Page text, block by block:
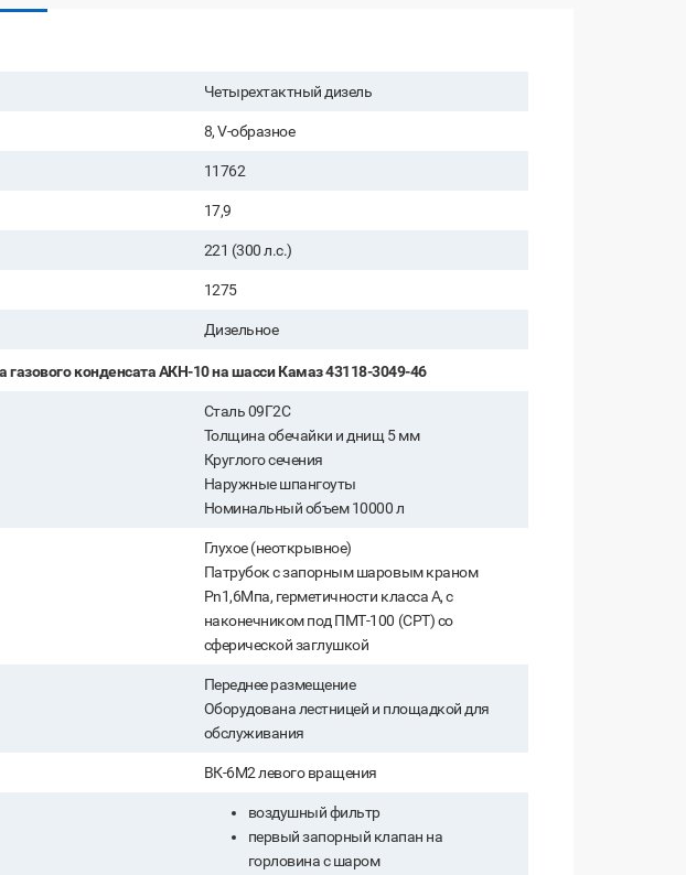
Четырехтактный дизель
8, V-образное
11762
17,9
221 (300 л.с.)
1275
Дизельное
газового конденсата АКН-10 на шасси Камаз 43118-3049-46
Сталь 09Г2С
Толщина обечайки и днищ 5 мм
Круглого сечения
Наружные шпангоуты
Номинальный объем 10000 л
Глухое (неоткрывное)
Патрубок с запорным шаровым краном
Pn1,6Мпа, герметичности класса А, с
наконечником под ПМТ-100 (СРТ) со
сферической заглушкой
Переднее размещение
Оборудована лестницей и площадкой для
обслуживания
ВК-6М2 левого вращения
воздушный фильтр
первый запорный клапан на
горловина с шаром